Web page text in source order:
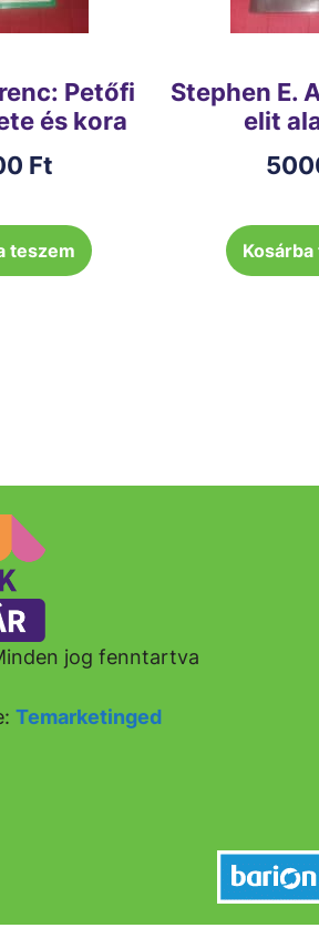
Petőfi
és kora
Ft
teszem
Stephen E.
elit
jog fenntartva
Temarketinged